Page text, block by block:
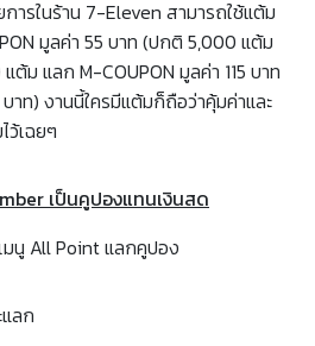
ารในร้าน 7-Eleven สามารถใช้แต้ม
มูลค่า 55 บาท (ปกติ 5,000 แต้ม
ต้ม แลก M-COUPON มูลค่า 115 บาท
าท) งานนี้ใครมีแต้มก็ถือว่าคุ้มค่าและ
ว้เฉยๆ
เป็นคูปองแทนเงินสด
มนู All Point แลกคูปอง
ลก